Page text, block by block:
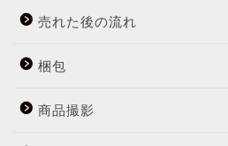
売れた後の流れ
梱包
商品撮影